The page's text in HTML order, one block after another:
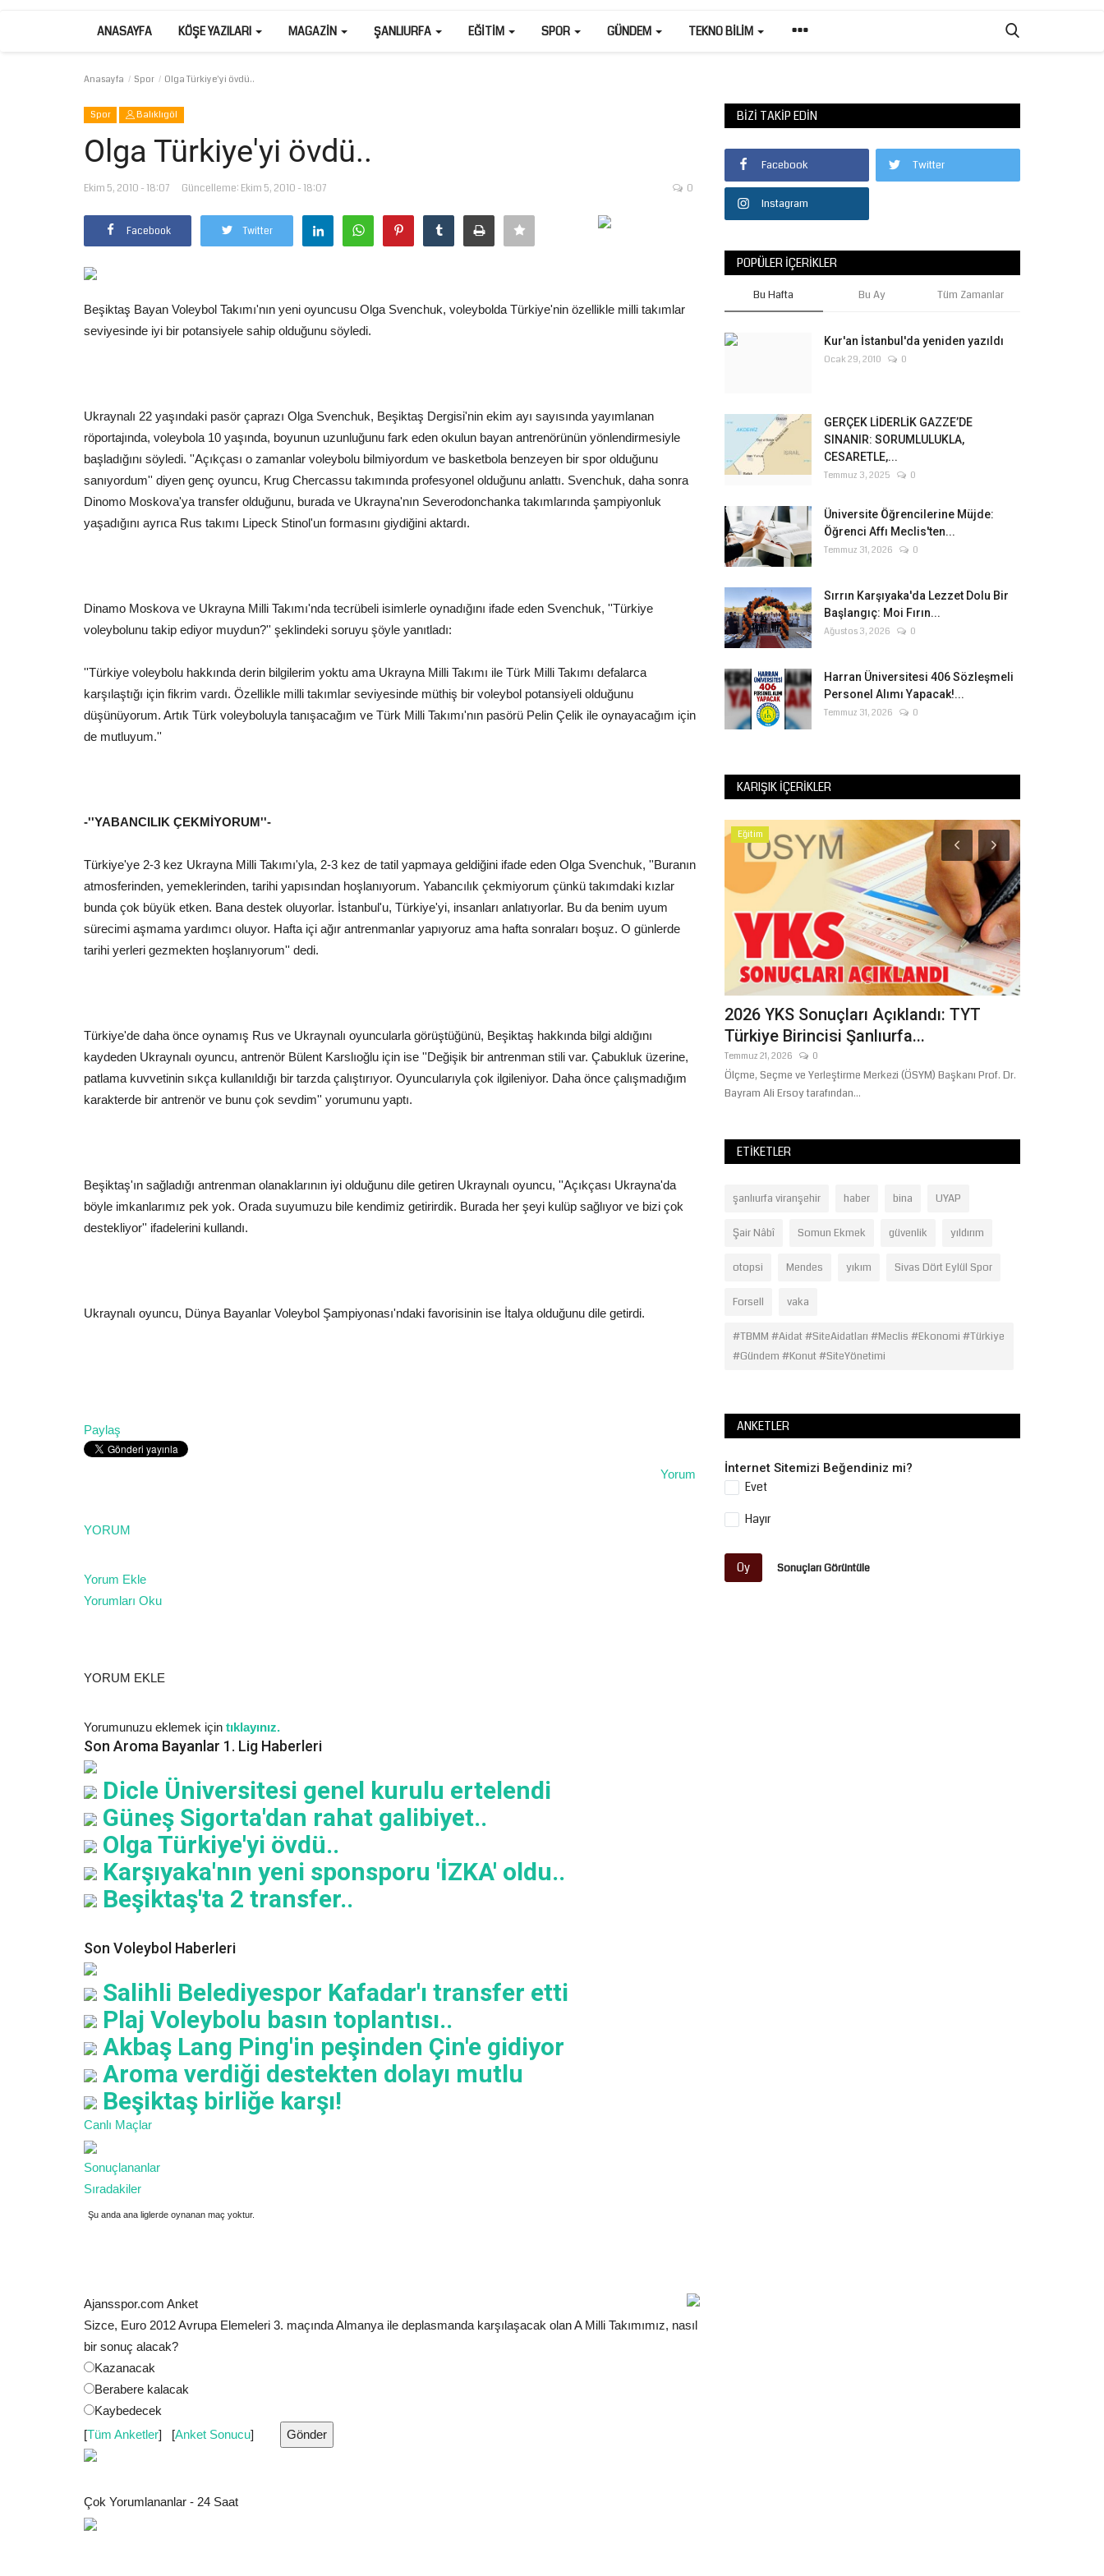
ANASAYFA KÖŞE YAZILARI MAGAZIN ŞANLIURFA EĞITIM SPOR GÜNDEM TEKNO BILIM
Anasayfa Spor Olga Türkiye'yi övdü..
Spor Balıklıgöl
Olga Türkiye'yi övdü..
Ekim 5, 2010 - 18:07 Güncelleme: Ekim 5, 2010 - 18:07 0
Facebook Twitter
Beşiktaş Bayan Voleybol Takımı'nın yeni oyuncusu Olga Svenchuk, voleybolda Türkiye'nin özellikle milli takımlar
seviyesinde iyi bir potansiyele sahip olduğunu söyledi.
Ukraynalı 22 yaşındaki pasör çaprazı Olga Svenchuk, Beşiktaş Dergisi'nin ekim ayı sayısında yayımlanan
röportajında, voleybola 10 yaşında, boyunun uzunluğunu fark eden okulun bayan antrenörünün yönlendirmesiyle
başladığını söyledi. ''Açıkçası o zamanlar voleybolu bilmiyordum ve basketbola benzeyen bir spor olduğunu
sanıyordum'' diyen genç oyuncu, Krug Chercassu takımında profesyonel olduğunu anlattı. Svenchuk, daha sonra
Dinomo Moskova'ya transfer olduğunu, burada ve Ukrayna'nın Severodonchanka takımlarında şampiyonluk
yaşadığını ayrıca Rus takımı Lipeck Stinol'un formasını giydiğini aktardı.
Dinamo Moskova ve Ukrayna Milli Takımı'nda tecrübeli isimlerle oynadığını ifade eden Svenchuk, ''Türkiye
voleybolunu takip ediyor muydun?'' şeklindeki soruyu şöyle yanıtladı:
''Türkiye voleybolu hakkında derin bilgilerim yoktu ama Ukrayna Milli Takımı ile Türk Milli Takımı defalarca
karşılaştığı için fikrim vardı. Özellikle milli takımlar seviyesinde müthiş bir voleybol potansiyeli olduğunu
düşünüyorum. Artık Türk voleyboluyla tanışacağım ve Türk Milli Takımı'nın pasörü Pelin Çelik ile oynayacağım için
de mutluyum.''
-''YABANCILIK ÇEKMİYORUM''-
Türkiye'ye 2-3 kez Ukrayna Milli Takımı'yla, 2-3 kez de tatil yapmaya geldiğini ifade eden Olga Svenchuk, ''Buranın
atmosferinden, yemeklerinden, tarihi yapısından hoşlanıyorum. Yabancılık çekmiyorum çünkü takımdaki kızlar
bunda çok büyük etken. Bana destek oluyorlar. İstanbul'u, Türkiye'yi, insanları anlatıyorlar. Bu da benim uyum
sürecimi aşmama yardımcı oluyor. Hafta içi ağır antrenmanlar yapıyoruz ama hafta sonraları boşuz. O günlerde
tarihi yerleri gezmekten hoşlanıyorum'' dedi.
Türkiye'de daha önce oynamış Rus ve Ukraynalı oyuncularla görüştüğünü, Beşiktaş hakkında bilgi aldığını
kaydeden Ukraynalı oyuncu, antrenör Bülent Karslıoğlu için ise ''Değişik bir antrenman stili var. Çabukluk üzerine,
patlama kuvvetinin sıkça kullanıldığı bir tarzda çalıştırıyor. Oyuncularıyla çok ilgileniyor. Daha önce çalışmadığım
karakterde bir antrenör ve bunu çok sevdim'' yorumunu yaptı.
Beşiktaş'ın sağladığı antrenman olanaklarının iyi olduğunu dile getiren Ukraynalı oyuncu, ''Açıkçası Ukrayna'da
böyle imkanlarımız pek yok. Orada suyumuzu bile kendimiz getirirdik. Burada her şeyi kulüp sağlıyor ve bizi çok
destekliyor'' ifadelerini kullandı.
Ukraynalı oyuncu, Dünya Bayanlar Voleybol Şampiyonası'ndaki favorisinin ise İtalya olduğunu dile getirdi.
Paylaş
Yorum
YORUM
Yorum Ekle
Yorumları Oku
YORUM EKLE
Yorumunuzu eklemek için tıklayınız.
Son Aroma Bayanlar 1. Lig Haberleri
Dicle Üniversitesi genel kurulu ertelendi
Güneş Sigorta'dan rahat galibiyet..
Olga Türkiye'yi övdü..
Karşıyaka'nın yeni sponsporu 'İZKA' oldu..
Beşiktaş'ta 2 transfer..
Son Voleybol Haberleri
Salihli Belediyespor Kafadar'ı transfer etti
Plaj Voleybolu basın toplantısı..
Akbaş Lang Ping'in peşinden Çin'e gidiyor
Aroma verdiği destekten dolayı mutlu
Beşiktaş birliğe karşı!
Canlı Maçlar
Sonuçlananlar
Sıradakiler
Şu anda ana liglerde oynanan maç yoktur.
Günün tüm canlı sonuçları için
Ajansspor.com Anket
Sizce, Euro 2012 Avrupa Elemeleri 3. maçında Almanya ile deplasmanda karşılaşacak olan A Milli Takımımız, nasıl
bir sonuç alacak?
Kazanacak
Berabere kalacak
Kaybedecek
[Tüm Anketler] [Anket Sonucu]
Çok Yorumlananlar - 24 Saat
BIZI TAKIP EDIN
Facebook Twitter
Instagram
POPÜLER İÇERIKLER
Bu Hafta Bu Ay Tüm Zamanlar
Kur'an İstanbul'da yeniden yazıldı
Ocak 29, 2010 0
GERÇEK LİDERLİK GAZZE’DE
SINANIR: SORUMLULUKLA,
CESARETLE,...
Temmuz 3, 2025 0
Üniversite Öğrencilerine Müjde:
Öğrenci Affı Meclis'ten...
Temmuz 31, 2026 0
Sırrın Karşıyaka'da Lezzet Dolu Bir
Başlangıç: Moi Fırın...
Ağustos 3, 2026 0
Harran Üniversitesi 406 Sözleşmeli
Personel Alımı Yapacak!...
Temmuz 31, 2026 0
KARIŞIK İÇERIKLER
ÇOCUKLARIN YÜZÜNÜ GÜLDÜRÜYOR
Temmuz 24, 2026 0
Hava sıcaklıklarının her geçen gün arttığı Şanlıurfa'da,
Büyükşehir Belediyesi tarafından...
Çıkarması
Ağustos 1, 2026 0
Eğitim
2026 YKS Sonuçları Açıklandı: TYT
Türkiye Birincisi Şanlıurfa...
Temmuz 21, 2026 0
Ölçme, Seçme ve Yerleştirme Merkezi (ÖSYM) Başkanı Prof. Dr.
Bayram Ali Ersoy tarafından...
ETIKETLER
şanlıurfa viranşehir haber bina UYAP
Şair Nâbî Somun Ekmek güvenlik yıldırım
otopsi Mendes yıkım Sivas Dört Eylül Spor
Forsell vaka
#TBMM #Aidat #SiteAidatları #Meclis #Ekonomi #Türkiye
#Gündem #Konut #SiteYönetimi
ANKETLER
İnternet Sitemizi Beğendiniz mi?
Evet
Hayır
Oy Sonuçları Görüntüle